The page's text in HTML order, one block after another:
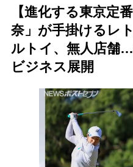
【進化する東京定
奈」が手掛けるレ
ルトイ、無人店舗
ビジネス展開